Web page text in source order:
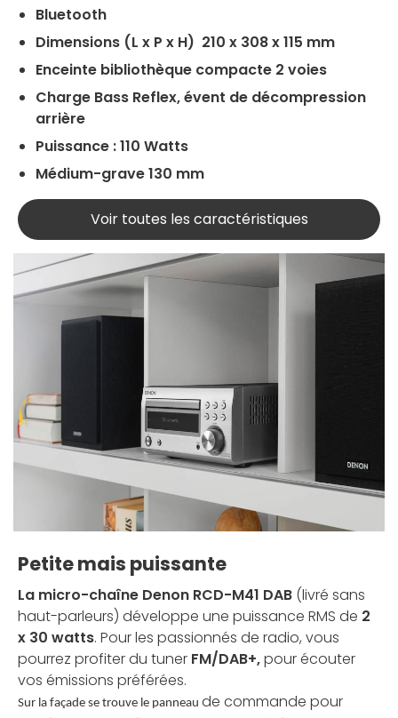
Bluetooth
Dimensions (L x P x H) 210 x 308 x 115 mm
Enceinte bibliothèque compacte 2 voies
Charge Bass Reflex, évent de décompression
arrière
Puissance : 110 Watts
Médium-grave 130 mm
Voir toutes les caractéristiques
Petite mais puissante
La micro-chaîne Denon RCD-M41 DAB (livré sans
haut-parleurs) développe une puissance RMS de 2
x 30 watts. Pour les passionnés de radio, vous
pourrez profiter du tuner FM/DAB+,pour écouter
vos émissions préférées.
Sur la façade se trouve le panneau de commande pour